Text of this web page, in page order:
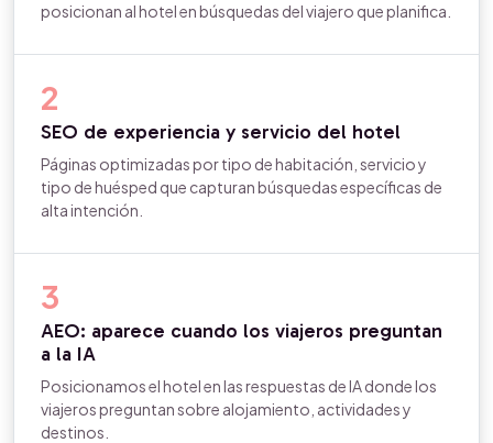
posicionan al hotel en búsquedas del viajero que planifica.
2
SEO de experiencia y servicio del hotel
Páginas optimizadas por tipo de habitación, servicio y
tipo de huésped que capturan búsquedas específicas de
alta intención.
3
AEO: aparece cuando los viajeros preguntan
a la IA
Posicionamos el hotel en las respuestas de IA donde los
viajeros preguntan sobre alojamiento, actividades y
destinos.